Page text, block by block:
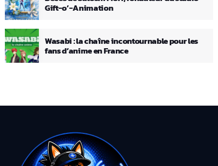
Gift-o’-Animation
Wasabi : la chaîne incontournable pour les
fans d’anime en France